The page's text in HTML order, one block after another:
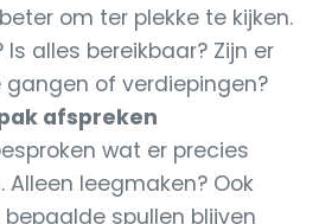
om ter plekke te kijken.
alles bereikbaar? Zijn er
of verdiepingen?
afspreken
wat er precies
Alleen leegmaken? Ook
spullen blijven